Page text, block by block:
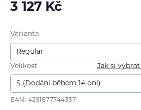
3 127 Kč
Varianta
Jak si
Velikost
EAN: 4251877744337